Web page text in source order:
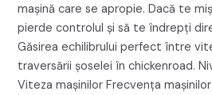
mașină care se apropie. Dacă te
pierde controlul și să te îndrepți
Găsirea echilibrului perfect între
traversării șoselei în chickenroad.
Viteza mașinilor Frecvența